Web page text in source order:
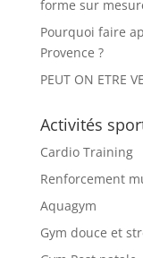
forme sur
Pourquoi faire
Provence ?
PEUT ON ETRE
Activités
Cardio Training
Renforcement
Aquagym
Gym douce et